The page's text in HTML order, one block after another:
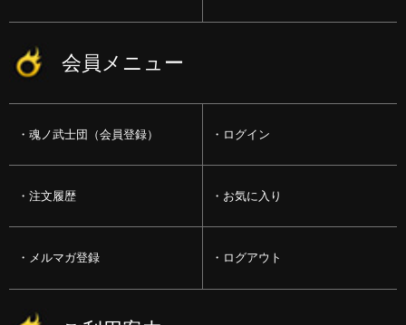
会員メニュー
魂ノ武士団（会員登録） ログイン
注文履歴 お気に入り
メルマガ登録 ログアウト